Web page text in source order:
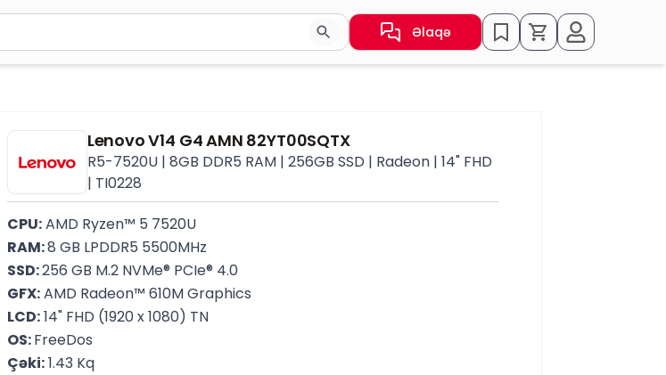
Göndərmək üçün Enter düyməsini basın və ya nəticələr arasında keçid etmək üçün ox
Əlaqə
Lenovo V14 G4 AMN 82YT00SQTX
R5-7520U | 8GB DDR5 RAM | 256GB SSD | Radeon | 14" FHD
| TI0228
CPU: AMD Ryzen™ 5 7520U
RAM: 8 GB LPDDR5 5500MHz
SSD: 256 GB M.2 NVMe® PCIe® 4.0
GFX: AMD Radeon™ 610M Graphics
LCD: 14" FHD (1920 x 1080) TN
OS: FreeDos
Çəki: 1.43 Kq